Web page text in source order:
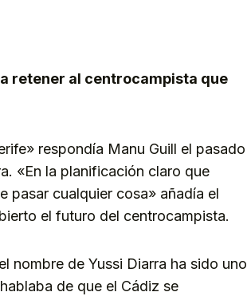
retener al centrocampista que
respondía Manu Guill el pasado
«En la planificación claro que
pasar cualquier cosa» añadía el
el futuro del centrocampista.
nombre de Yussi Diarra ha sido uno
de que el Cádiz se